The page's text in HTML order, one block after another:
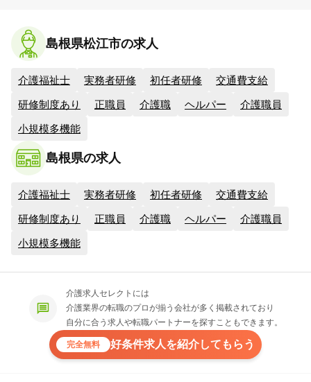
島根県松江市の求人
介護福祉士 実務者研修 初任者研修 交通費支給
研修制度あり 正職員 介護職 ヘルパー 介護職員
小規模多機能
島根県の求人
介護福祉士 実務者研修 初任者研修 交通費支給
研修制度あり 正職員 介護職 ヘルパー 介護職員
小規模多機能
介護求人セレクトには
介護業界の転職のプロが揃う会社が多く掲載されており
自分に合う求人や転職パートナーを探すこともできます。
完全無料 好条件求人を紹介してもらう